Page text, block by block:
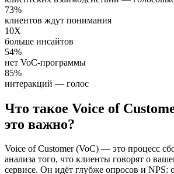
73%
клиентов ждут понимания
10X
больше инсайтов
54%
нет VoC-программы
85%
интеракций — голос
Что такое Voice of
это важно?
Voice of Customer (VoC) — это процесс
анализа того, что клиенты говорят о
сервисе. Он идёт глубже опросов и NPS: